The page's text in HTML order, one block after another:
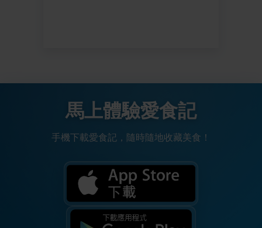
馬上體驗愛食記
手機下載愛食記，隨時隨地收藏美食！